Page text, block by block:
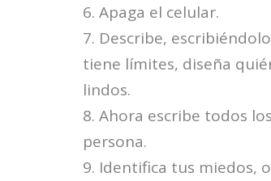
6. Apaga el celular.
7. Describe,
tiene límites, diseña
lindos.
8. Ahora escribe todos
persona.
9. Identifica tus miedos,